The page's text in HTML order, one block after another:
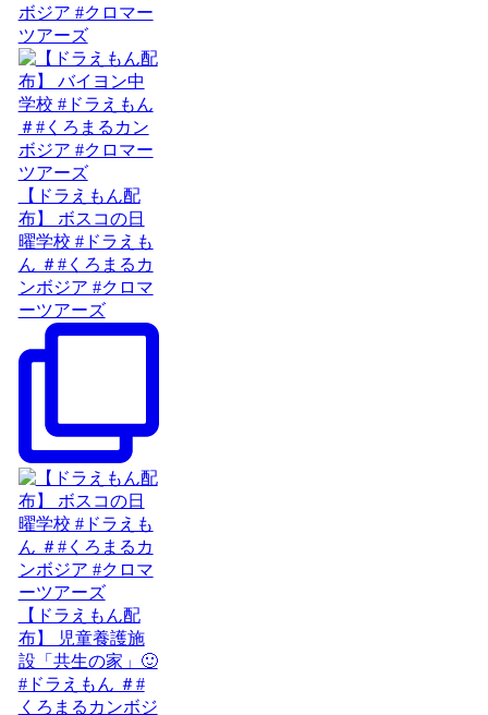
ボジア #クロマー
ツアーズ
【ドラえもん配
布】 ボスコの日
曜学校 #ドラえも
ん ＃#くろまるカ
ンボジア #クロマ
ーツアーズ
【ドラえもん配
布】 児童養護施
設「共生の家」🙂
#ドラえもん ＃#
くろまるカンボジ